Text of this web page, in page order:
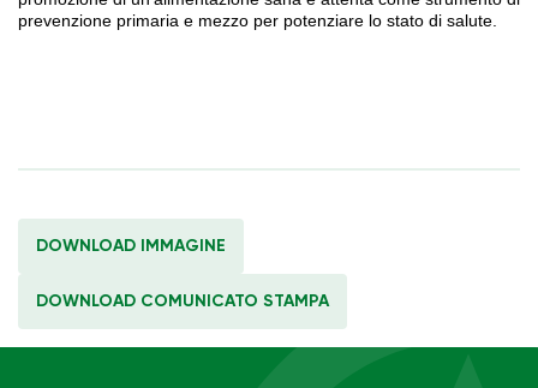
prevenzione primaria e mezzo per potenziare lo stato di salute.
DOWNLOAD IMMAGINE
DOWNLOAD COMUNICATO STAMPA